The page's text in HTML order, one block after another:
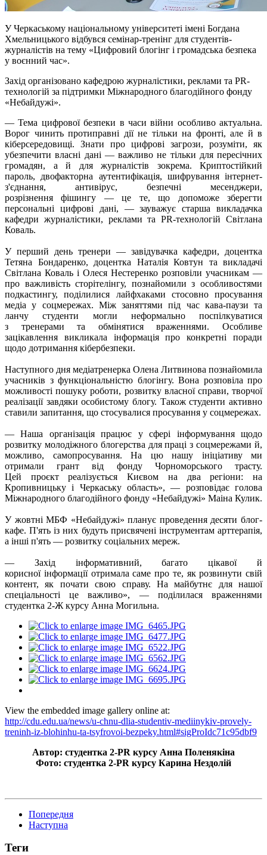
У Черкаському національному університеті імені Богдана
Хмельницького відбувся семінар-тренінг для студентів-
журналістів на тему «Цифровий блогінг і громадська безпека
у воєнний час».
Захід організовано кафедрою журналістики, реклами та PR-
технологій за підтримки Міжнародного благодійного фонду
«Небайдужі».
— Тема цифрової безпеки в часи війни особливо актуальна.
Ворог чинить протиправні дії не тільки на фронті, але й в
кіберсередовищі. Знати про цифрові загрози, розуміти, як
убезпечити власні дані — важливо не тільки для пересічних
громадян, а й для журналістів зокрема. Криптостійкий
пароль, двофакторна аутентифікація, шифрування інтернет-
з'єднання, антивірус, безпечні месенджери,
розрізненняфішингу — це те, що допоможе зберегти
персональні цифрові дані, — зауважує старша викладачка
кафедри журналістики, реклами та PR-технологій Світлана
Коваль.
У перший день тренери — завідувачка кафедри, доцентка
Тетяна Бондаренко, доцентка Наталія Ковтун та викладачі
Світлана Коваль і Олеся Нестеренко розповіли учасникам —
про важливість сторітелінгу, познайомили з особливостями
подкастингу, поділилися лайфхаками стосовно просування
медіа у соцмережах. Між заняттями під час кава-паузи та
ланчу студенти могли неформально поспілкуватися
з тренерами та обмінятися враженнями. Особливе
зацікавлення викликала інформація про конкретні поради
щодо дотримання кібербезпеки.
Наступного дня медіатренерка Олена Литвинова познайомила
учасників з функціональністю блогінгу. Вона розповіла про
можливості пошуку роботи, розвитку власної справи, творчої
реалізації завдяки особистому блогу. Також студенти активно
ставили запитання, що стосувалися просування у соцмережах.
— Наша організація працює у сфері інформування щодо
розвитку молодіжного блогерства для праці з соцмережами й,
можливо, самопросування. На цю нашу ініціативу ми
отримали грант від фонду Чорноморського трасту.
Цей проєкт реалізується Києвом на два регіони: на
Кропивницьку і Черкаську область», — розповідає голова
Міжнародного благодійного фонду «Небайдужі» Маіна Кулик.
У жовтні МБФ «Небайдужі» планує проведення десяти блог-
кафе. П'ять із них будуть присвячені інструментам арттерапія,
а інші п'ять — розвитку соціальних мереж.
— Захід інформативний, багато цікавої й
корисної інформації отримала саме про те, як розвинути свій
контент, як почати свою справу. На майбутнє для нашої
спеціальності це важливо», — поділилася враженнями
студентка 2-Ж курсу Анна Могильна.
View the embedded image gallery online at:
http://cdu.edu.ua/news/u-chnu-dlia-studentiv-mediinykiv-provely-
treninh-iz-blohinhu-ta-tsyfrovoi-bezpeky.html#sigProIdc71c95dbf9
Автор: студентка 2-PR курсу Анна Поленякіна
Фото: студентка 2-PR курсу Карина Нездолій
Попередня
Наступна
Теги